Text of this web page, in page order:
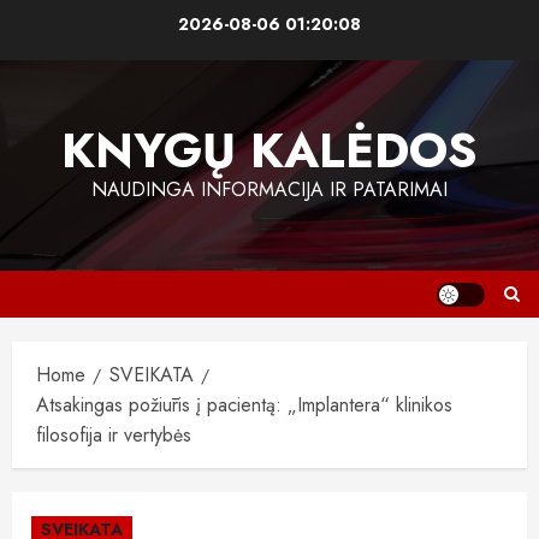
2026-08-06 01:20:08
KNYGŲ KALĖDOS
NAUDINGA INFORMACIJA IR PATARIMAI
Home
SVEIKATA
Atsakingas požiūris į pacientą: „Implantera“ klinikos
filosofija ir vertybės
SVEIKATA